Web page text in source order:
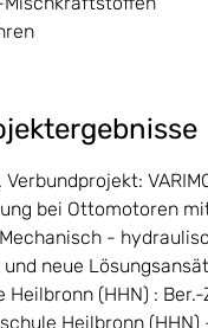
Verbundprojekt:
bei Ottomotoren
-
neue
(HHN) :
Heilbronn